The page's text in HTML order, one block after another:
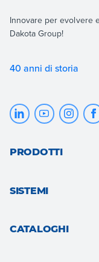
Innovare per evolvere
Dakota Group!
40 anni di storia
PRODOTTI
SISTEMI
CATALOGHI